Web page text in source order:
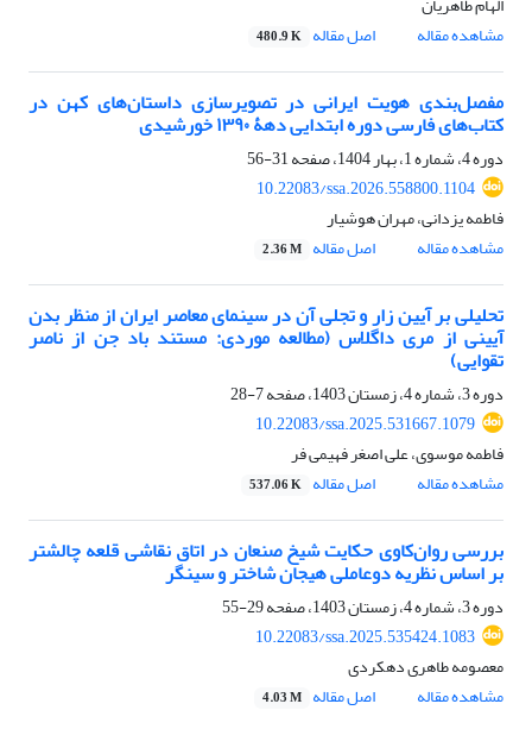
مشاهده مقاله
اصل مقاله 480.9 K
مفصل‌بندی هویت ایرانی در تصویرسازی داستان‌های کهن در
کتاب‌های فارسی دوره ابتدایی دهۀ ۱۳۹۰ خورشیدی
دوره 4، شماره 1، بهار 1404، صفحه
31-56
10.22083/ssa.2026.558800.1104
فاطمه یزدانی، مهران هوشیار
مشاهده مقاله
اصل مقاله 2.36 M
تحلیلی بر آیین زار و تجلی آن در سینمای معاصر ایران از منظر بدن
آیینی از مری داگلاس (مطالعه موردی: مستند باد جن از ناصر
تقوایی)
دوره 3، شماره 4، زمستان 1403، صفحه
7-28
10.22083/ssa.2025.531667.1079
فاطمه موسوی، علی اصغر فهیمی فر
مشاهده مقاله
اصل مقاله 537.06 K
بررسی روان‌کاوی حکایت شیخ صنعان در اتاق نقاشی قلعه چالشتر
بر اساس نظریه دوعاملی هیجان شاختر و سینگر
دوره 3، شماره 4، زمستان 1403، صفحه
29-55
10.22083/ssa.2025.535424.1083
معصومه طاهری دهکردی
مشاهده مقاله
اصل مقاله 4.03 M